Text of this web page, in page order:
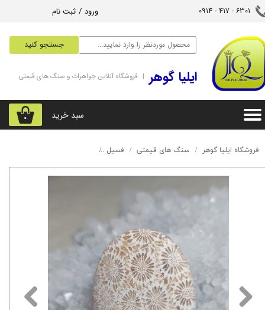
جستجو کنید
ورود / ثبت نام
تغییر گذر واژه
سفارشات
خروج از حساب کاربری
6301 - 417 - 0914​​​​​​​
۰ سبد خرید
‌ایلیا گوهر | فروشگاه آنلاین جواهرات و سنگ های قیمتی
فروشگاه ایلیا گوهر سنگ های قیمتی فسیل